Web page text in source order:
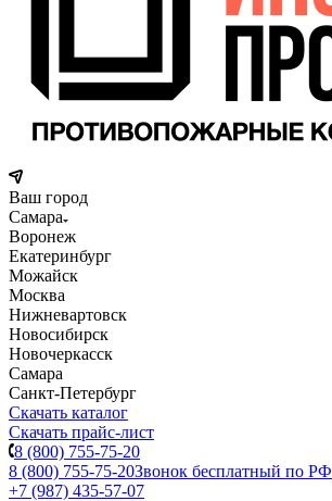
Ваш город
Самара
Воронеж
Екатеринбург
Можайск
Москва
Нижневартовск
Новосибирск
Новочеркасск
Самара
Санкт-Петербург
Скачать каталог
Скачать прайс-лист
8 (800) 755-75-20
8 (800) 755-75-20Звонок бесплатный по РФ
+7 (987) 435-57-07